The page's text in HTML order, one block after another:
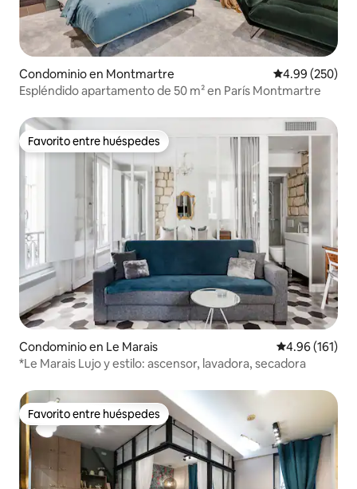
Condominio en Montmartre Calificación
4.99 (250)
Espléndido apartamento de 50 m² en París Montmartre
Favorito entre huéspedes
Favorito entre huéspedes
Condominio en Le Marais Calificación
4.96 (161)
*Le Marais Lujo y estilo: ascensor, lavadora, secadora
Favorito entre huéspedes
Favorito entre huéspedes